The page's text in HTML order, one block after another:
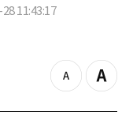
11:43:17
z
o
Z
o